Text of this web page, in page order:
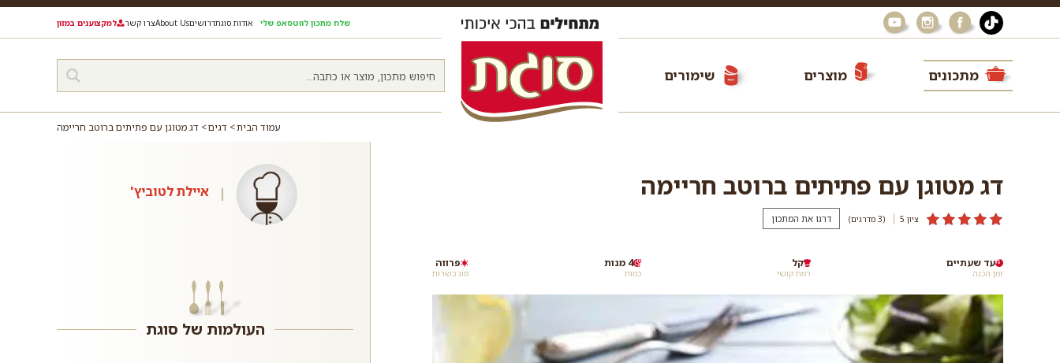
שלח מתכון לווטסאפ שלי אודות סוגתדרושיםAbout Usצרו קשר למקצוענים במזון
מתכונים מוצרים שימורים
עמוד הבית דגים דג מטוגן עם פתיתים ברוטב חריימה
דג מטוגן עם פתיתים ברוטב חריימה
ציון 5 (3 מדרגים) דרגו את המתכון
זמן הכנה
עד שעתיים
רמת קושי
קל
כמות
4 מנות
סוג כשרות
פרווה
איילת לטוביץ'
העולמות של סוגת